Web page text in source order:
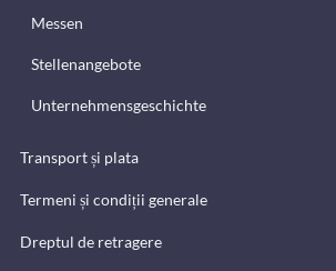
Messen
Stellenangebote
Unternehmensgeschichte
Transport și plata
Termeni și condiții generale
Dreptul de retragere